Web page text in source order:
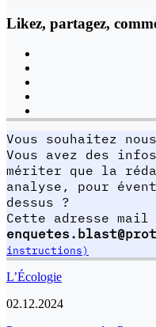
Likez, partagez,
Vous souhaitez
Vous avez des
mériter que la
analyse, pour
dessus ?
Cette adresse
instructions)
L’Écologie
02.12.2024